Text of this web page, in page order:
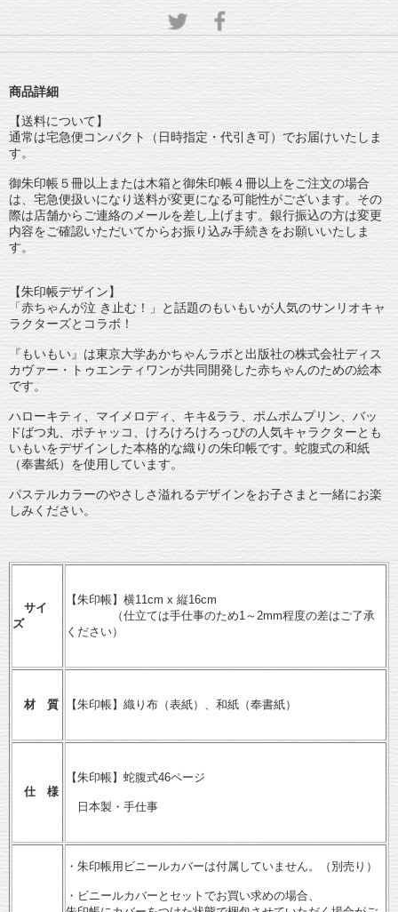
商品詳細
【送料について】
通常は宅急便コンパクト（日時指定・代引き可）でお届けいたしま
す。
御朱印帳５冊以上または木箱と御朱印帳４冊以上をご注文の場合
は、宅急便扱いになり送料が変更になる可能性がございます。その
際は店舗からご連絡のメールを差し上げます。銀行振込の方は変更
内容をご確認いただいてからお振り込み手続きをお願いいたしま
す。
【朱印帳デザイン】
「赤ちゃんが泣 き止む！」と話題のもいもいが人気のサンリオキャ
ラクターズとコラボ！
『もいもい』は東京大学あかちゃんラボと出版社の株式会社ディス
カヴァー・トゥエンティワンが共同開発した赤ちゃんのための絵本
です。
ハローキティ、マイメロディ、キキ&ララ、ポムポムプリン、バッ
ドばつ丸、ポチャッコ、けろけろけろっぴの人気キャラクターとも
いもいをデザインした本格的な織りの朱印帳です。蛇腹式の和紙
（奉書紙）を使用しています。
パステルカラーのやさしさ溢れるデザインをお子さまと一緒にお楽
しみください。
サイ
ズ
【朱印帳】横11cm x 縦16cm
（仕立ては手仕事のため1～2mm程度の差はご了承
ください）
材 質 【朱印帳】織り布（表紙）、和紙（奉書紙）
仕 様
【朱印帳】蛇腹式46ページ
日本製・手仕事
・朱印帳用ビニールカバーは付属していません。（別売り）
・ビニールカバーとセットでお買い求めの場合、